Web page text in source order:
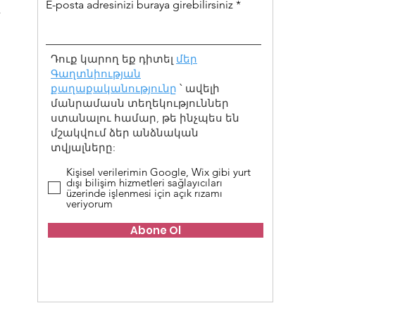
E-posta adresinizi buraya girebilirsiniz
Դուք կարող եք դիտել մեր
Գաղտնիության
քաղաքականությունը ՝ ավելի
մանրամասն տեղեկություններ
ստանալու համար, թե ինչպես են
մշակվում ձեր անձնական
տվյալները:
Kişisel verilerimin Google, Wix gibi yurt
dışı bilişim hizmetleri sağlayıcıları
üzerinde işlenmesi için açık rızamı
veriyorum
Abone Ol